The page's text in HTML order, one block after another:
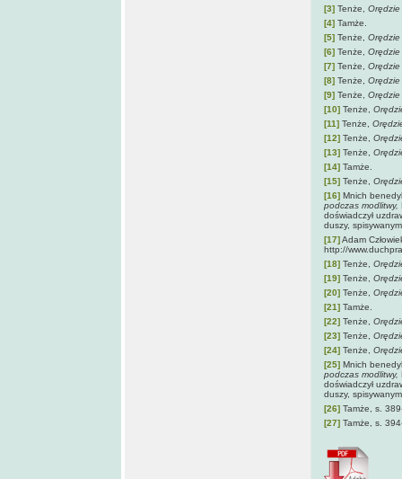
[3] Tenże,
[4] Tamże.
[5] Tenże,
[6] Tenże,
[7] Tenże,
[8] Tenże,
[9] Tenże,
[10] Tenże,
[11] Tenże,
[12] Tenże,
[13] Tenże,
[14] Tamże.
[15] Tenże,
[16] Mnich
podczas modlitwy,
doświadczył
duszy,
[17]Adam
http://
[18] Tenże,
[19] Tenże,
[20] Tenże,
[21] Tamże.
[22] Tenże,
[23] Tenże,
[24] Tenże,
[25] Mnich
podczas modlitwy,
doświadczył
duszy,
[26] Tamże, s.
[27] Tamże, s.